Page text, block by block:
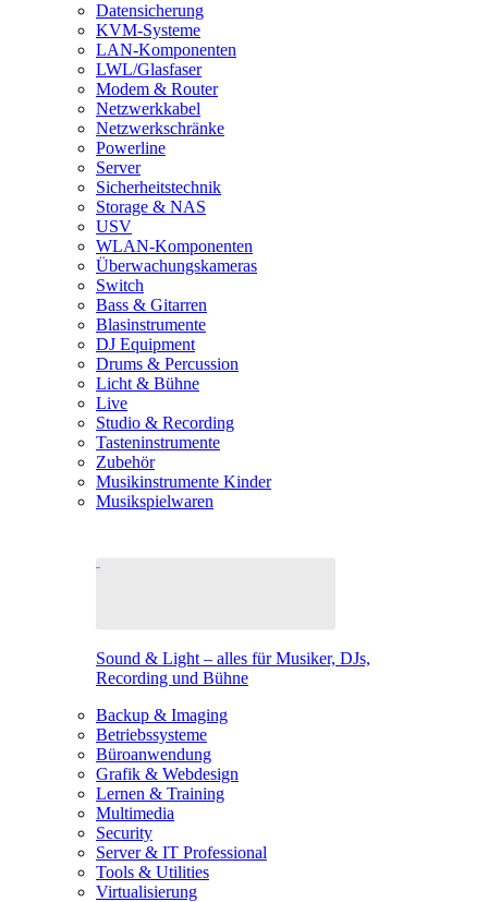
Datensicherung
KVM-Systeme
LAN-Komponenten
LWL/Glasfaser
Modem & Router
Netzwerkkabel
Netzwerkschränke
Powerline
Server
Sicherheitstechnik
Storage & NAS
USV
WLAN-Komponenten
Überwachungskameras
Switch
Bass & Gitarren
Blasinstrumente
DJ Equipment
Drums & Percussion
Licht & Bühne
Live
Studio & Recording
Tasteninstrumente
Zubehör
Musikinstrumente Kinder
Musikspielwaren
Sound & Light – alles für Musiker, DJs,
Recording und Bühne
Backup & Imaging
Betriebssysteme
Büroanwendung
Grafik & Webdesign
Lernen & Training
Multimedia
Security
Server & IT Professional
Tools & Utilities
Virtualisierung